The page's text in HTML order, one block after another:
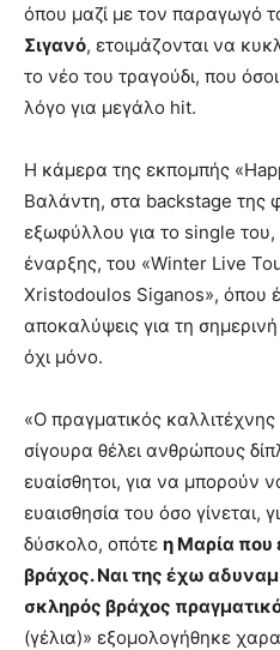
όπου μαζί με τον παραγωγό
Σιγανό, ετοιμάζονται να
το νέο του τραγούδι, που
λόγο για μεγάλο hit.
Η κάμερα της εκπομπής
Βαλάντη, στα backstage της
εξωφύλλου για το single
έναρξης, του «Winter Live
Xristodoulos Siganos», όπου
αποκαλύψεις για τη
όχι μόνο.
«Ο πραγματικός καλλιτέχνης
σίγουρα θέλει ανθρώπους
ευαίσθητοι, για να μπορούν
ευαισθησία του όσο γίνεται,
δύσκολο, οπότε η Μαρία που
βράχος. Ναι της έχω
σκληρός βράχος
(γέλια)» εξομολογήθηκε